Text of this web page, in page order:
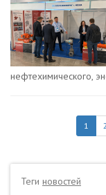
нефтехимического,
1
Теги новостей